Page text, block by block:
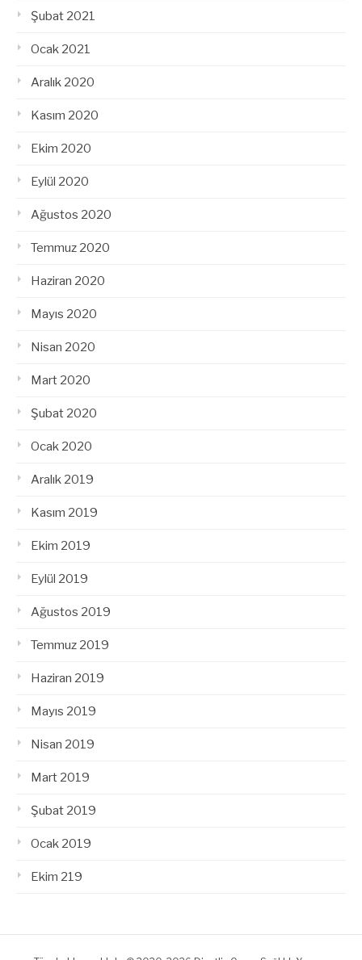
Şubat 2021
Ocak 2021
Aralık 2020
Kasım 2020
Ekim 2020
Eylül 2020
Ağustos 2020
Temmuz 2020
Haziran 2020
Mayıs 2020
Nisan 2020
Mart 2020
Şubat 2020
Ocak 2020
Aralık 2019
Kasım 2019
Ekim 2019
Eylül 2019
Ağustos 2019
Temmuz 2019
Haziran 2019
Mayıs 2019
Nisan 2019
Mart 2019
Şubat 2019
Ocak 2019
Ekim 219